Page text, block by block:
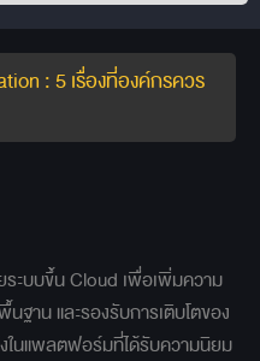
: 5 เรื่องที่องค์กรควร
ระบบขึ้น Cloud เพื่อเพิ่มความ
ฐาน และรองรับการเติบโตของ
ในแพลตฟอร์มที่ได้รับความนิยม